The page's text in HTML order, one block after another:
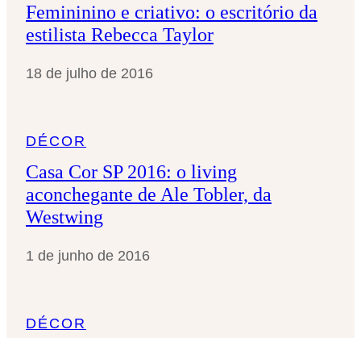
Femininino e criativo: o escritório da
estilista Rebecca Taylor
18 de julho de 2016
DÉCOR
Casa Cor SP 2016: o living
aconchegante de Ale Tobler, da
Westwing
1 de junho de 2016
DÉCOR